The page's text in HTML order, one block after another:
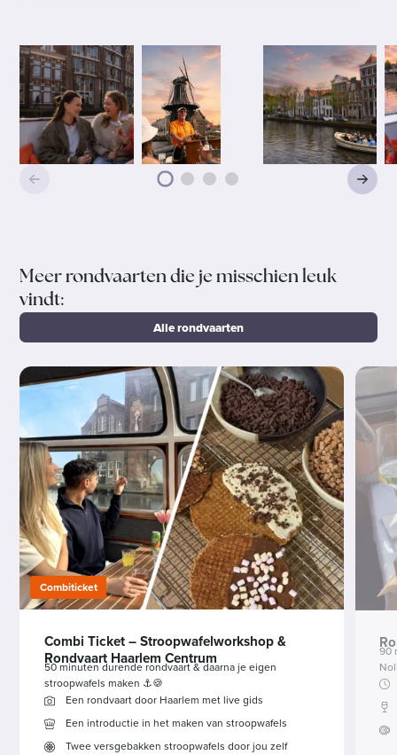
Meer rondvaarten die je misschien leuk
vindt:
Alle rondvaarten
Combiticket
Combi Ticket – Stroopwafelworkshop &
Rondvaart Haarlem Centrum
50 minuten durende rondvaart & daarna je eigen
stroopwafels maken ⚓🍪
Een rondvaart door Haarlem met live gids
Een introductie in het maken van stroopwafels
Twee versgebakken stroopwafels door jou zelf
90